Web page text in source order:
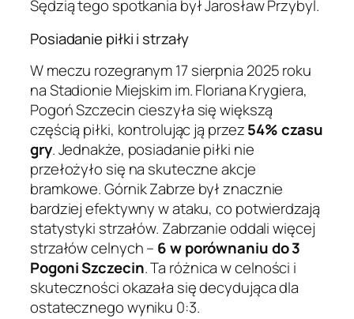
Sędzią tego spotkania był Jarosław Przybyl.
Posiadanie piłki i strzały
W meczu rozegranym 17 sierpnia 2025 roku
na Stadionie Miejskim im. Floriana Krygiera,
Pogoń Szczecin cieszyła się większą
częścią piłki, kontrolując ją przez54% czasu
gry. Jednakże, posiadanie piłki nie
przełożyło się na skuteczne akcje
bramkowe. Górnik Zabrze był znacznie
bardziej efektywny w ataku, co potwierdzają
statystyki strzałów. Zabrzanie oddali więcej
strzałów celnych – 6 w porównaniu do 3
Pogoni Szczecin. Ta różnica w celności i
skuteczności okazała się decydująca dla
ostatecznego wyniku 0:3.